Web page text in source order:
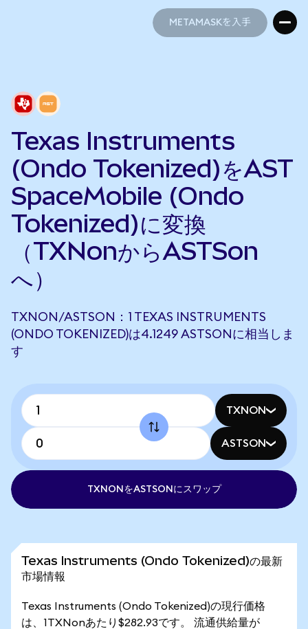
METAMASKを入手
Texas Instruments
(Ondo Tokenized)をAST
SpaceMobile (Ondo
Tokenized)に変換
（TXNonからASTSon
へ）
TXNON/ASTSON：1 TEXAS INSTRUMENTS
(ONDO TOKENIZED)は4.1249 ASTSONに相当しま
す
TXNON
ASTSON
TXNONをASTSONにスワップ
Texas Instruments (Ondo Tokenized)の最新
市場情報
Texas Instruments (Ondo Tokenized)の現行価格
は、1TXNonあたり$282.93です。 流通供給量が